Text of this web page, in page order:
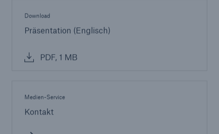
Download
Präsentation (Englisch)
PDF, 1 MB
Medien-Service
Kontakt